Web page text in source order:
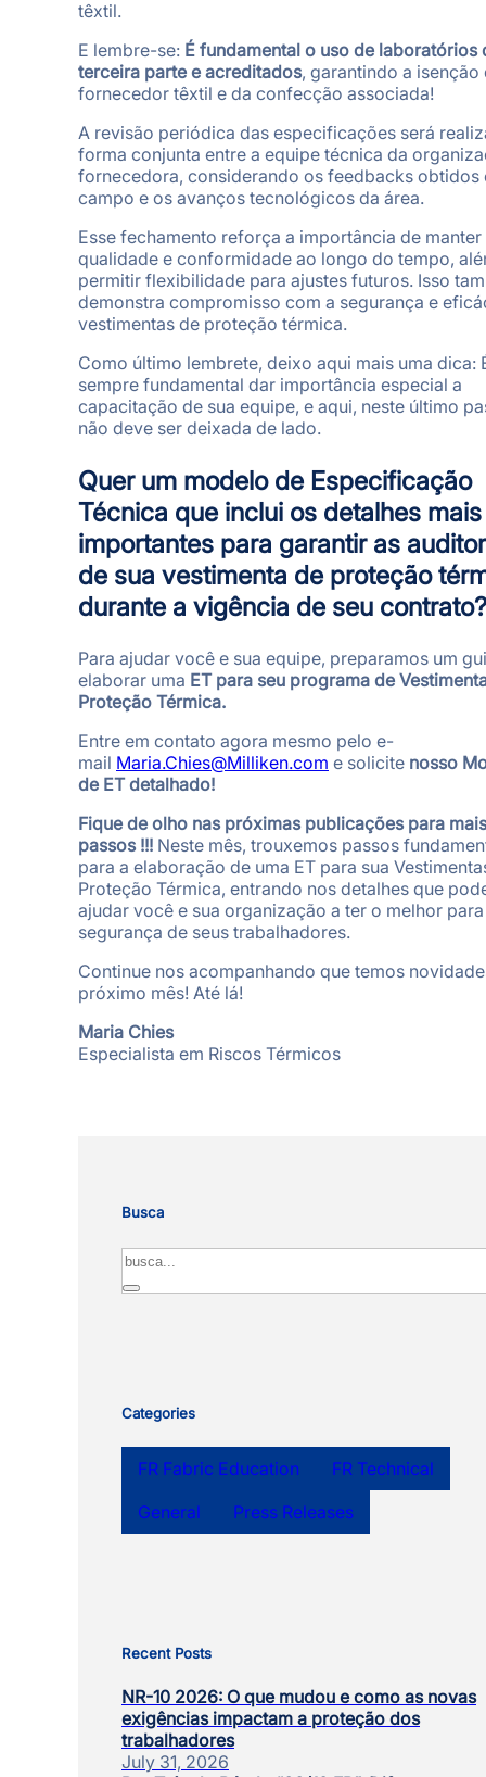
têxtil.
E lembre-se: É fundamental o uso de laboratórios
terceira parte e acreditados, garantindo a isenção
fornecedor têxtil e da confecção associada!
A revisão periódica das especificações será
forma conjunta entre a equipe técnica da
fornecedora, considerando os feedbacks obtidos
campo e os avanços tecnológicos da área.
Esse fechamento reforça a importância de manter
qualidade e conformidade ao longo do tempo,
permitir flexibilidade para ajustes futuros. Isso
demonstra compromisso com a segurança e
vestimentas de proteção térmica.
Como último lembrete, deixo aqui mais uma dica:
sempre fundamental dar importância especial a
capacitação de sua equipe, e aqui, neste último
não deve ser deixada de lado.
Quer um modelo de Especificação
Técnica que inclui os detalhes mais
importantes para garantir as
de sua vestimenta de proteção
durante a vigência de seu contrato?
Para ajudar você e sua equipe, preparamos um
elaborar uma ET para seu programa de
Proteção Térmica.
Entre em contato agora mesmo pelo e-
mail Maria.Chies@Milliken.com e solicite nosso
de ET detalhado!
Fique de olho nas próximas publicações para mais
passos !!! Neste mês, trouxemos passos
para a elaboração de uma ET para sua
Proteção Térmica, entrando nos detalhes que
ajudar você e sua organização a ter o melhor
segurança de seus trabalhadores.
Continue nos acompanhando que temos
próximo mês! Até lá!
Maria Chies
Especialista em Riscos Térmicos
Busca
Search
Categories
FR Fabric Education
FR Technical
General
Press Releases
Recent Posts
NR-10 2026: O que mudou e como as novas
exigências impactam a proteção dos
trabalhadores
July 31, 2026